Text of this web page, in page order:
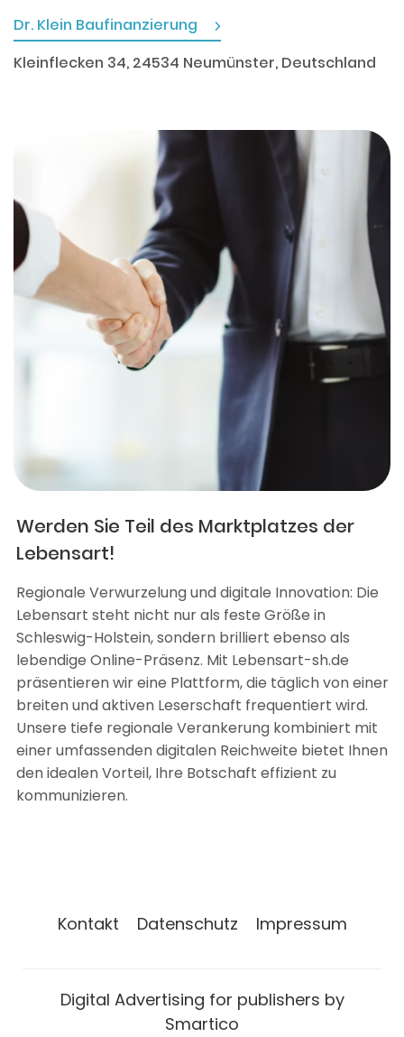
Dr. Klein Baufinanzierung
Kleinflecken 34, 24534 Neumünster, Deutschland
Werden Sie Teil des Marktplatzes der
Lebensart!
Regionale Verwurzelung und digitale Innovation: Die
Lebensart steht nicht nur als feste Größe in
Schleswig-Holstein, sondern brilliert ebenso als
lebendige Online-Präsenz. Mit Lebensart-sh.de
präsentieren wir eine Plattform, die täglich von einer
breiten und aktiven Leserschaft frequentiert wird.
Unsere tiefe regionale Verankerung kombiniert mit
einer umfassenden digitalen Reichweite bietet Ihnen
den idealen Vorteil, Ihre Botschaft effizient zu
kommunizieren.
Kontakt Datenschutz Impressum
Digital Advertising for publishers by
Smartico